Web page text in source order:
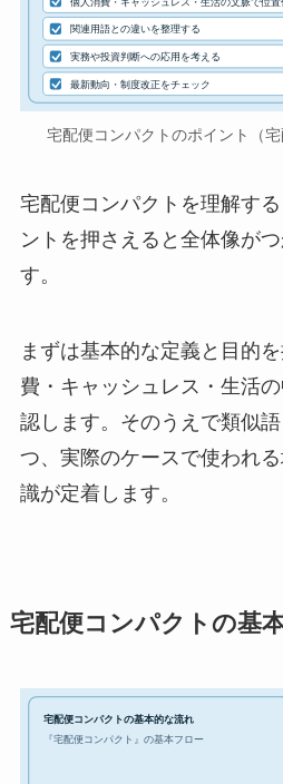
関連用語との違いを整理する
実務や投資判断への応用を考える
最新動向・制度改正をチェック
宅配便コンパクトのポイント（
宅配便コンパクトを理解す
ントを押さえると全体像が
す。
まずは基本的な定義と目的
費・キャッシュレス・生活
認します。そのうえで類似
つ、実際のケースで使われ
識が定着します。
宅配便コンパクトの基
宅配便コンパクトの基本的な流れ
『宅配便コンパクト』の基本フロー